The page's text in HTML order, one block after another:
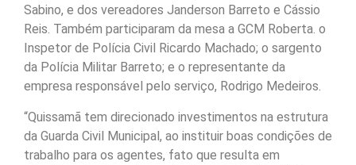
Sabino, e dos vereadores Janderson Barreto e Cássio
Reis. Também participaram da mesa a GCM Roberta. o
Inspetor de Polícia Civil Ricardo Machado; o sargento
da Polícia Militar Barreto; e o representante da
empresa responsável pelo serviço, Rodrigo Medeiros.
“Quissamã tem direcionado investimentos na estrutura
da Guarda Civil Municipal, ao instituir boas condições de
trabalho para os agentes, fato que resulta em